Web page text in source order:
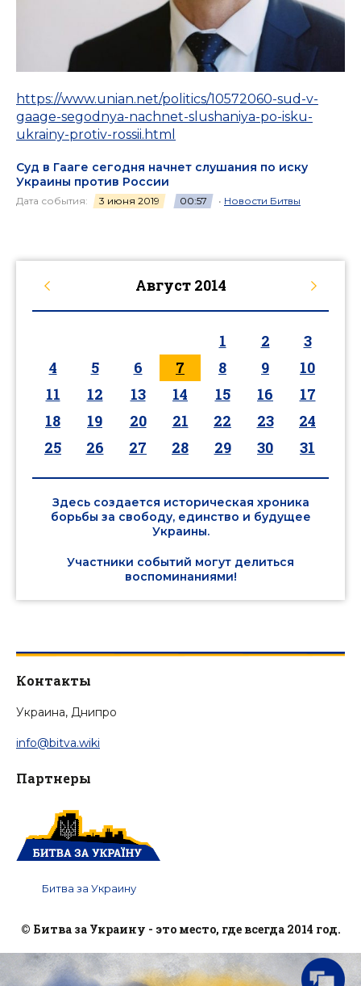
https://www.unian.net/politics/10572060-sud-v-
gaage-segodnya-nachnet-slushaniya-po-isku-
ukrainy-protiv-rossii.html
Суд в Гааге сегодня начнет слушания по иску
Украины против России
Дата события: 3 июня 2019 00:57 • Новости Битвы
Август 2014
1 2
3
4
5 6 7 8 9
10
11
12 13 14 15 16
17
18
19 20 21 22 23
24
25
26 27 28 29 30 31
Здесь создается историческая хроника
борьбы за свободу, единство и будущее
Украины.
Участники событий могут делиться
воспоминаниями!
Контакты
Украина, Днипро
info@bitva.wiki
Партнеры
Битва за Украину
© Битва за Украину - это место, где всегда 2014 год.